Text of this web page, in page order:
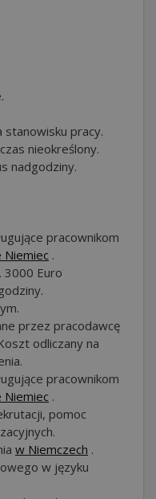
stanowisku pracy.
nieokreślony.
nadgodziny.
pracownikom
Niemiec .
3000 Euro
przez pracodawcę
odliczany na
pracownikom
Niemiec .
pomoc
w Niemczech .
w języku